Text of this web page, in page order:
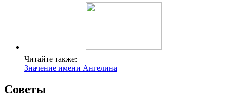
Читайте также:
Значение имени Ангелина
Советы